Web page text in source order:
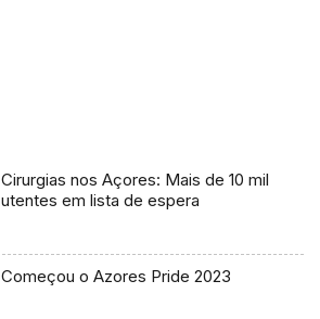
Cirurgias nos Açores: Mais de 10 mil
utentes em lista de espera
Começou o Azores Pride 2023